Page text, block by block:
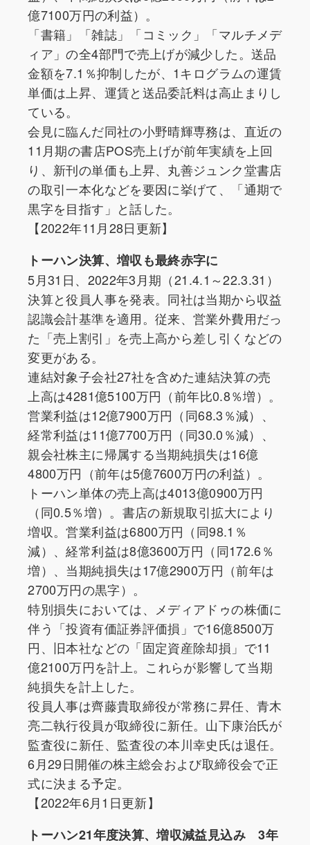
億7100万円の利益）。
「書籍」「雑誌」「コミック」「マルチメデ
ィア」の全4部門で売上げが減少した。送品
金額を7.1％抑制したが、1キログラムの運賃
単価は上昇、運賃と送品委託料は高止まりし
ている。
会見に臨んだ同社の小野晴輝専務は、直近の
11月期の書店POS売上げが前年実績を上回
り、新刊の単価も上昇、丸善ジュンク堂書店
の取引一本化などを要因に挙げて、「通期で
黒字を目指す」と話した。
【2022年11月28日更新】
トーハン決算、増収も最終赤字に
5月31日、2022年3月期（21.4.1～22.3.31）
決算と役員人事を発表。同社は当期から収益
認識会計基準を適用。従来、営業外費用だっ
た「売上割引」を売上高から差し引くなどの
変更がある。
連結対象子会社27社を含めた連結決算の売
上高は4281億5100万円（前年比0.8％増）。
営業利益は12億7900万円（同68.3％減）、
経常利益は11億7700万円（同30.0％減）、
親会社株主に帰属する当期純損失は16億
4800万円（前年は5億7600万円の利益）。
トーハン単体の売上高は4013億0900万円
（同0.5％増）。書店の新規取引拡大により
増収。営業利益は6800万円（同98.1％
減）、経常利益は8億3600万円（同172.6％
増）、当期純損失は17億2900万円（前年は
2700万円の黒字）。
特別損失においては、メディアドゥの株価に
伴う「投資有価証券評価損」で16億8500万
円、旧本社などの「固定資産除却損」で11
億2100万円を計上。これらが影響して当期
純損失を計上した。
役員人事は齊藤貴取締役が常務に昇任、青木
亮二執行役員が取締役に新任。山下康治氏が
監査役に新任、監査役の本川幸史氏は退任。
6月29日開催の株主総会および取締役会で正
式に決まる予定。
【2022年6月1日更新】
トーハン21年度決算、増収減益見込み 3年